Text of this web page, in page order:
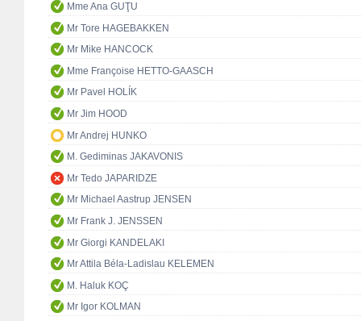
Mme Ana GUŢU
Mr Tore HAGEBAKKEN
Mr Mike HANCOCK
Mme Françoise HETTO-GAASCH
Mr Pavel HOLÍK
Mr Jim HOOD
Mr Andrej HUNKO
M. Gediminas JAKAVONIS
Mr Tedo JAPARIDZE
Mr Michael Aastrup JENSEN
Mr Frank J. JENSSEN
Mr Giorgi KANDELAKI
Mr Attila Béla-Ladislau KELEMEN
M. Haluk KOÇ
Mr Igor KOLMAN